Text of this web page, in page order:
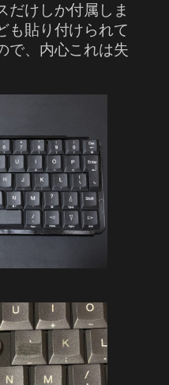
だけしか付属しま
も貼り付けられて
で、内心これは失